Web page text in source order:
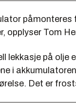
påmonteres
opplyser Tom
lekkasje på olje
i
Det er